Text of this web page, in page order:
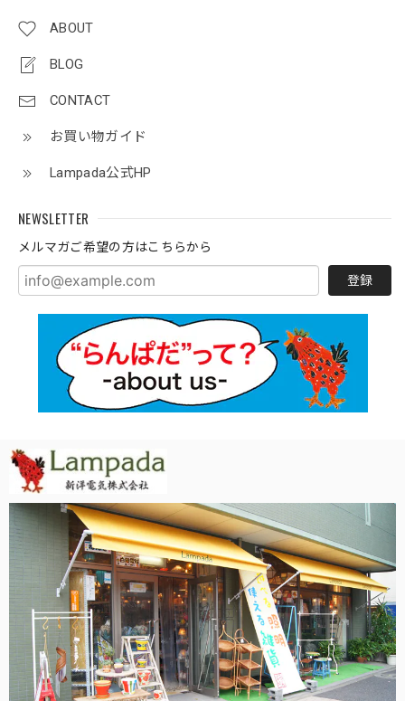
ABOUT
BLOG
CONTACT
お買い物ガイド
Lampada公式HP
NEWSLETTER
メルマガご希望の方はこちらから
登録